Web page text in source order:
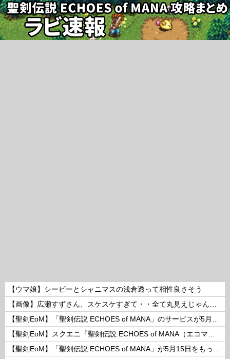
【ウマ娘】シービーとシャニマスの浅倉透って相性良さそう
【画像】広瀬すずさん、スケスケすぎて・・全て丸見えじゃん！ 他
【聖剣EoM】「聖剣伝説 ECHOES of MANA」のサービスが5月15日15：00をもって終了に
【聖剣EoM】スクエニ『聖剣伝説 ECHOES of MANA（エコマナ）』が2023年5月15日をもって運営サービス終了を発表
【聖剣EoM】「聖剣伝説 ECHOES of MANA」が5月15日をもってサービス終了に